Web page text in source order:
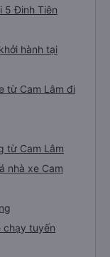
5 Đinh Tiên
hành tại
từ Cam Lâm đi
từ Cam Lâm
nhà xe Cam
chạy tuyến